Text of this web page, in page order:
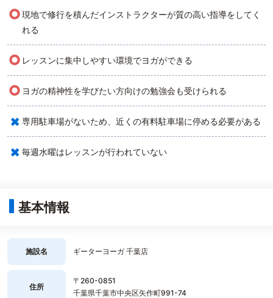
○現地で修行を積んだインストラクターが質の高い指導をしてく
れる
○ レッスンに集中しやすい環境でヨガができる
○ ヨガの精神性を学びたい方向けの勉強会も受けられる
× 専用駐車場がないため、近くの有料駐車場に停める必要がある
× 毎週水曜はレッスンが行われていない
基本情報
施設名 ギーターヨーガ 千葉店
住所
〒260-0851
千葉県千葉市中央区矢作町991-74